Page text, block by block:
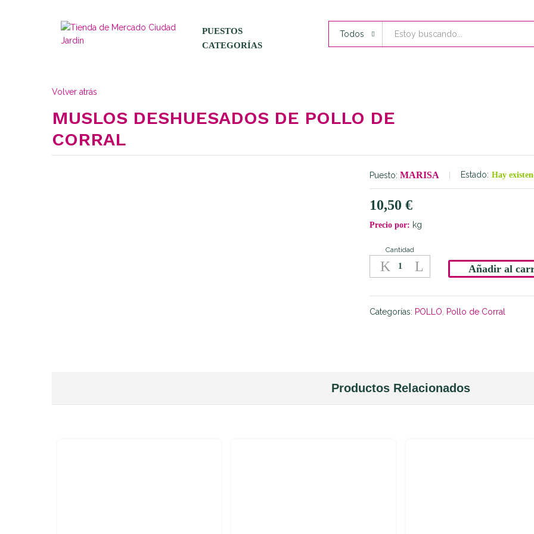
PUESTOS
CATEGORÍAS
Todos
Volver atrás
MUSLOS DESHUESADOS DE POLLO DE
CORRAL
Puesto:MARISA Estado: Hay
10,50€
Precio por: kg
Muslos
Deshuesados
de
Corral
Cantidad
Añadir al
Categorías: POLLO Pollo de Corral
Productos Relacionados